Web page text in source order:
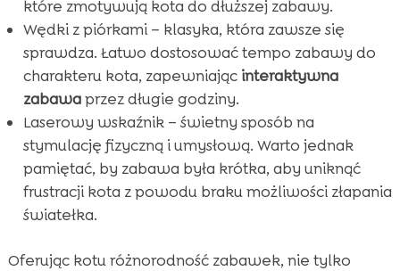
które zmotywują kota do dłuższej zabawy.
Wędki z piórkami – klasyka, która zawsze się
sprawdza. Łatwo dostosować tempo zabawy do
charakteru kota, zapewniając interaktywna
zabawaprzez długie godziny.
Laserowy wskaźnik – świetny sposób na
stymulację fizyczną i umysłową. Warto jednak
pamiętać, by zabawa była krótka, aby uniknąć
frustracji kota z powodu braku możliwości złapania
światełka.
Oferując kotu różnorodność zabawek, nie tylko